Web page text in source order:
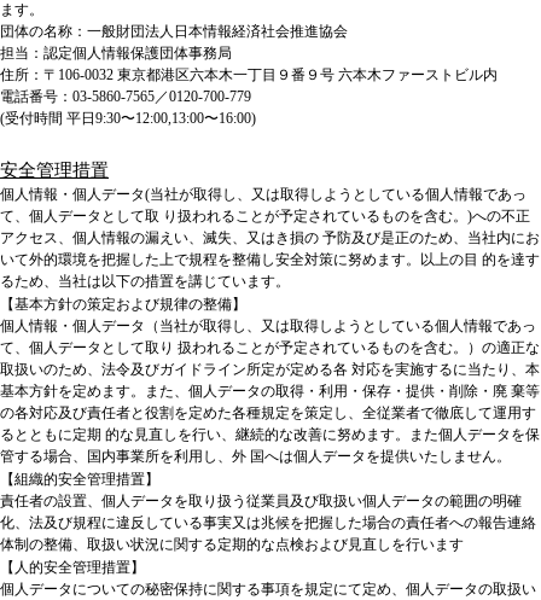
ます。
団体の名称：一般財団法人日本情報経済社会推進協会
担当：認定個人情報保護団体事務局
住所：〒106-0032 東京都港区六本木一丁目９番９号 六本木ファーストビル内
電話番号：03-5860-7565／0120-700-779
(受付時間 平日9:30〜12:00,13:00〜16:00)
安全管理措置
個人情報・個人データ(当社が取得し、又は取得しようとしている個人情報であっ
て、個人データとして取 り扱われることが予定されているものを含む。)への不正
アクセス、個人情報の漏えい、滅失、又はき損の 予防及び是正のため、当社内にお
いて外的環境を把握した上で規程を整備し安全対策に努めます。以上の目 的を達す
るため、当社は以下の措置を講じています。
【基本方針の策定および規律の整備】
個⼈情報・個⼈データ（当社が取得し、⼜は取得しようとしている個⼈情報であっ
て、個⼈データとして取り 扱われることが予定されているものを含む。）の適正な
取扱いのため、法令及びガイドライン所定が定める各 対応を実施するに当たり、本
基本⽅針を定めます。また、個⼈データの取得・利⽤・保存・提供・削除・廃 棄等
の各対応及び責任者と役割を定めた各種規定を策定し、全従業者で徹底して運⽤す
るとともに定期 的な⾒直しを⾏い、継続的な改善に努めます。また個⼈データを保
管する場合、国内事業所を利⽤し、外 国へは個⼈データを提供いたしません。
【組織的安全管理措置】
責任者の設置、個人データを取り扱う従業員及び取扱い個人データの範囲の明確
化、法及び規程に違反している事実又は兆候を把握した場合の責任者への報告連絡
体制の整備、取扱い状況に関する定期的な点検および見直しを行います
【人的安全管理措置】
個人データについての秘密保持に関する事項を規定にて定め、個人データの取扱い